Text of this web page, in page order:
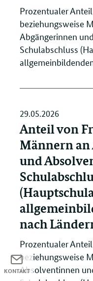
Prozentualer
beziehungsweise
Abgängerinnen
Schulabschluss
29.05.2026
Anteil von
Männern
und
nach
Prozentualer
beziehungsweise
Absolventinnen
KONTAKT